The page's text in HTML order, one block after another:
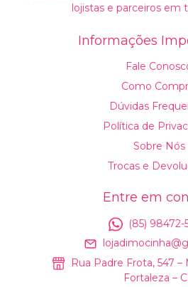
lojistas e parceiros em
Informações
Fale
Como
Dúvidas
Política de
Sobre Nós
Trocas e
Entre em
(85) 98472-
Rua Padre Frota, 547
Fortaleza –